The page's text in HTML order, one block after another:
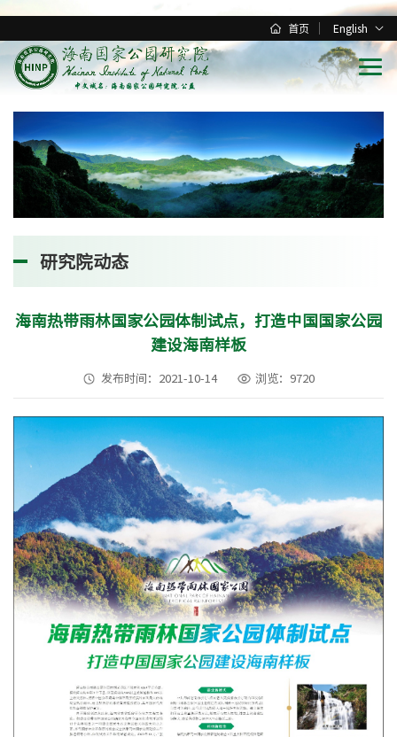
首页 English
研究院动态
海南热带雨林国家公园体制试点，打造中国国家公园
建设海南样板
发布时间：2021-10-14 浏览：9720